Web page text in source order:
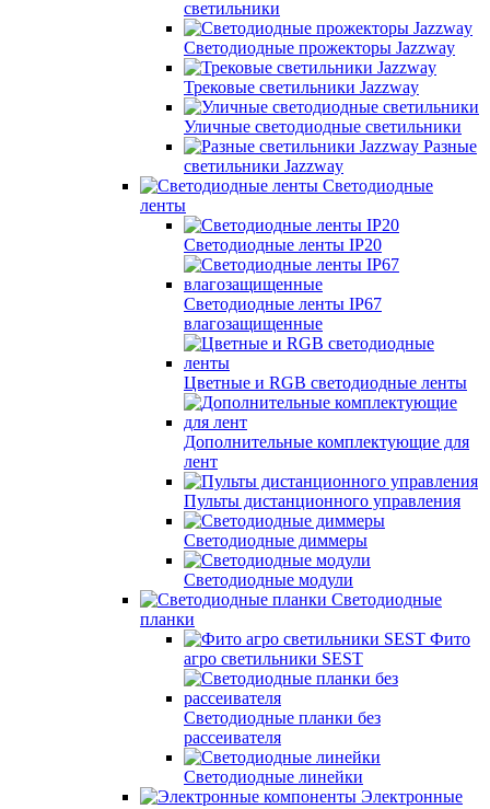
светильники
Светодиодные прожекторы Jazzway
Трековые светильники Jazzway
Уличные светодиодные светильники
Разные
светильники Jazzway
Светодиодные
ленты
Светодиодные ленты IP20
Светодиодные ленты IP67
влагозащищенные
Цветные и RGB светодиодные ленты
Дополнительные комплектующие для
лент
Пульты дистанционного управления
Светодиодные диммеры
Светодиодные модули
Светодиодные
планки
Фито
агро светильники SEST
Светодиодные планки без
рассеивателя
Светодиодные линейки
Электронные